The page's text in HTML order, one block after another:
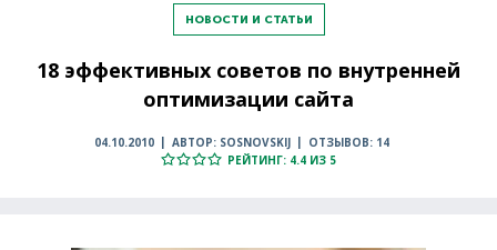
НОВОСТИ И СТАТЬИ
18 эффективных советов по внутренней
оптимизации сайта
04.10.2010 АВТОР: SOSNOVSKIJ
ОТЗЫВОВ: 14
РЕЙТИНГ: 4.4 ИЗ 5